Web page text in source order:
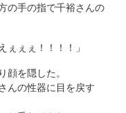
の手の指で千裕さんの
ぇぇぇ！！！！」
顔を隠した。
んの性器に目を戻す